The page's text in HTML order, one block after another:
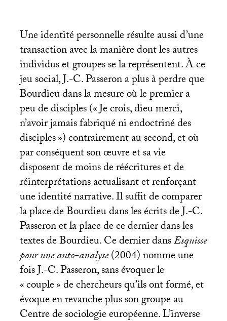
Une identité personnelle résulte aussi d’une
transaction avec la manière dont les autres
individus et groupes se la représentent. À ce
jeu social, J.-C. Passeron a plus à perdre que
Bourdieu dans la mesure où le premier a
peu de disciples («Je crois, dieu merci,
n’avoir jamais fabriqué ni endoctriné des
disciples») contrairement au second, et où
par conséquent son œuvre et sa vie
disposent de moins de réécritures et de
réinterprétations actualisant et renforçant
une identité narrative. Il suffit de comparer
la place de Bourdieu dans les écrits de J.-C.
Passeron et la place de ce dernier dans les
textes de Bourdieu. Ce dernier dansEsquisse
pour une auto-analyse(2004) nomme une
fois J.-C. Passeron, sans évoquer le
«couple» de chercheurs qu’ils ont formé, et
évoque en revanche plus son groupe au
Centre de sociologie européenne. L’inverse